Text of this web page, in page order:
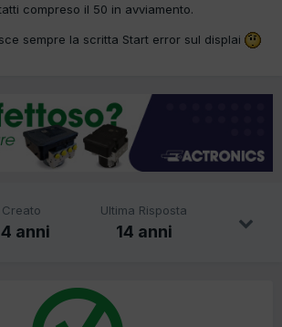
compreso il 50 in avviamento.
sempre la scritta Start error sul displai
Creato
anni
Ultima Risposta
14 anni